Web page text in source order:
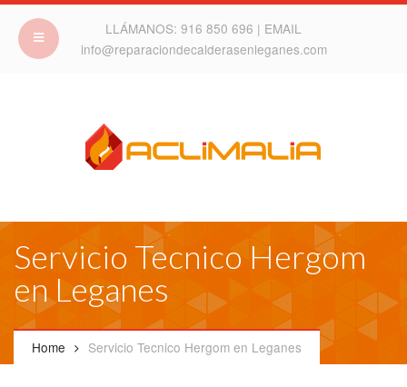
LLÁMANOS: 916 850 696 | EMAIL
info@reparaciondecalderasenleganes.com
Servicio Tecnico Hergom
en Leganes
Home Servicio Tecnico Hergom en Leganes